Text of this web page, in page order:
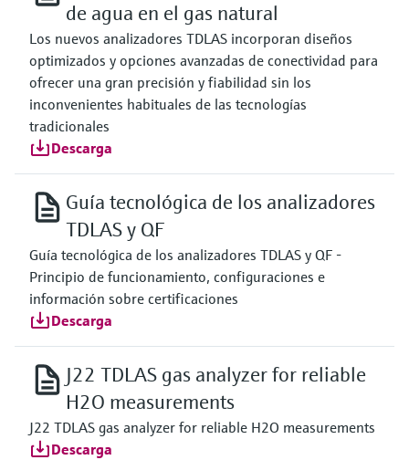
de agua en el gas natural
Los nuevos analizadores TDLAS incorporan diseños
optimizados y opciones avanzadas de conectividad para
ofrecer una gran precisión y fiabilidad sin los
inconvenientes habituales de las tecnologías
tradicionales
Descarga
Guía tecnológica de los analizadores
TDLAS y QF
Guía tecnológica de los analizadores TDLAS y QF -
Principio de funcionamiento, configuraciones e
información sobre certificaciones
Descarga
J22 TDLAS gas analyzer for reliable
H2O measurements
J22 TDLAS gas analyzer for reliable H2O measurements
Descarga